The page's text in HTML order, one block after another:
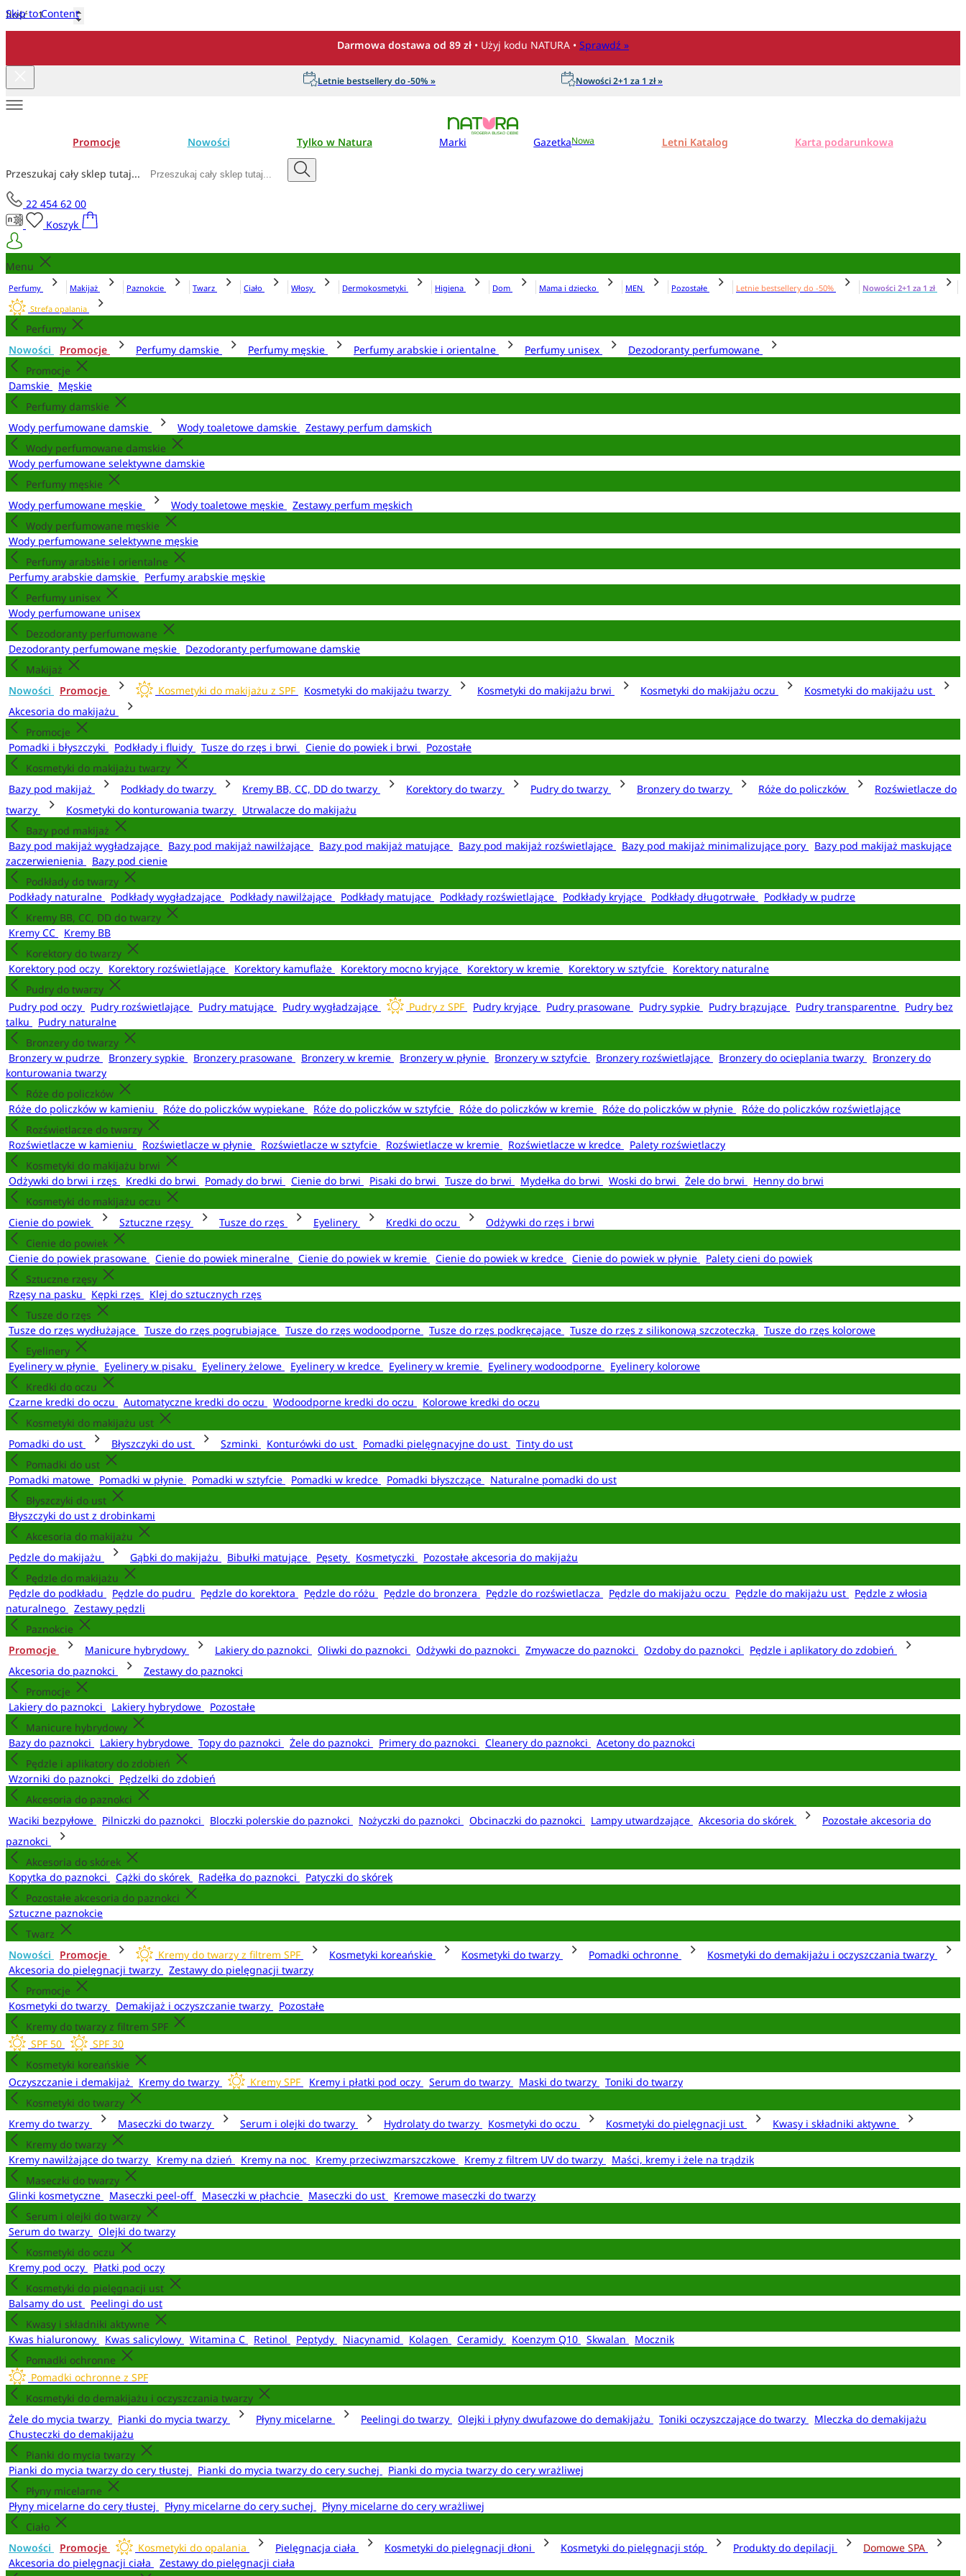
Skip to Content
Darmowa dostawa od 89 zł • Użyj kodu NATURA • Sprawdź »
Letnie bestsellery do -50% » Nowości 2+1 za 1 zł »
Promocje Nowości Tylko w Natura Marki GazetkaNowa Letni Katalog Karta podarunkowa
Przeszukaj cały sklep tutaj...
22 454 62 00
Koszyk
Menu
Perfumy Makijaż Paznokcie Twarz Ciało Włosy Dermokosmetyki Higiena Dom Mama i dziecko MEN Pozostałe Letnie bestsellery do -50%
Nowości 2+1 za 1 zł
Strefa opalania
Perfumy
Nowości
Promocje Perfumy damskie Perfumy męskie Perfumy arabskie i orientalne Perfumy unisex
Dezodoranty perfumowane
Promocje
Damskie
Męskie
Perfumy damskie
Wody perfumowane damskie
Wody toaletowe damskie
Zestawy perfum damskich
Wody perfumowane damskie
Wody perfumowane selektywne damskie
Perfumy męskie
Wody perfumowane męskie
Wody toaletowe męskie
Zestawy perfum męskich
Wody perfumowane męskie
Wody perfumowane selektywne męskie
Perfumy arabskie i orientalne
Perfumy arabskie damskie
Perfumy arabskie męskie
Perfumy unisex
Wody perfumowane unisex
Dezodoranty perfumowane
Dezodoranty perfumowane męskie
Dezodoranty perfumowane damskie
Makijaż
Nowości
Promocje Kosmetyki do makijażu z SPF Kosmetyki do makijażu twarzy Kosmetyki do makijażu brwi Kosmetyki do makijażu oczu
Kosmetyki do makijażu ust
Akcesoria do makijażu
Promocje
Pomadki i błyszczyki
Podkłady i fluidy Tusze do rzęs i brwi Cienie do powiek i brwi
Pozostałe
Kosmetyki do makijażu twarzy
Bazy pod makijaż
Podkłady do twarzy Kremy BB, CC, DD do twarzy Korektory do twarzy Pudry do twarzy Bronzery do twarzy Róże do policzków
Rozświetlacze do
twarzy
Kosmetyki do konturowania twarzy
Utrwalacze do makijażu
Bazy pod makijaż
Bazy pod makijaż wygładzające
Bazy pod makijaż nawilżające Bazy pod makijaż matujące Bazy pod makijaż rozświetlające Bazy pod makijaż minimalizujące pory
Bazy pod makijaż maskujące
zaczerwienienia
Bazy pod cienie
Podkłady do twarzy
Podkłady naturalne
Podkłady wygładzające Podkłady nawilżające Podkłady matujące Podkłady rozświetlające Podkłady kryjące Podkłady długotrwałe
Podkłady w pudrze
Kremy BB, CC, DD do twarzy
Kremy CC
Kremy BB
Korektory do twarzy
Korektory pod oczy
Korektory rozświetlające Korektory kamuflaże Korektory mocno kryjące Korektory w kremie Korektory w sztyfcie
Korektory naturalne
Pudry do twarzy
Pudry pod oczy
Pudry rozświetlające Pudry matujące Pudry wygładzające Pudry z SPF Pudry kryjące Pudry prasowane Pudry sypkie Pudry brązujące Pudry transparentne
Pudry bez
talku
Pudry naturalne
Bronzery do twarzy
Bronzery w pudrze
Bronzery sypkie Bronzery prasowane Bronzery w kremie Bronzery w płynie Bronzery w sztyfcie Bronzery rozświetlające Bronzery do ocieplania twarzy
Bronzery do
konturowania twarzy
Róże do policzków
Róże do policzków w kamieniu
Róże do policzków wypiekane Róże do policzków w sztyfcie Róże do policzków w kremie Róże do policzków w płynie
Róże do policzków rozświetlające
Rozświetlacze do twarzy
Rozświetlacze w kamieniu
Rozświetlacze w płynie Rozświetlacze w sztyfcie Rozświetlacze w kremie Rozświetlacze w kredce
Palety rozświetlaczy
Kosmetyki do makijażu brwi
Odżywki do brwi i rzęs
Kredki do brwi Pomady do brwi Cienie do brwi Pisaki do brwi Tusze do brwi Mydełka do brwi Woski do brwi Żele do brwi
Henny do brwi
Kosmetyki do makijażu oczu
Cienie do powiek
Sztuczne rzęsy Tusze do rzęs Eyelinery Kredki do oczu
Odżywki do rzęs i brwi
Cienie do powiek
Cienie do powiek prasowane
Cienie do powiek mineralne Cienie do powiek w kremie Cienie do powiek w kredce Cienie do powiek w płynie
Palety cieni do powiek
Sztuczne rzęsy
Rzęsy na pasku
Kępki rzęs
Klej do sztucznych rzęs
Tusze do rzęs
Tusze do rzęs wydłużające
Tusze do rzęs pogrubiające Tusze do rzęs wodoodporne Tusze do rzęs podkręcające Tusze do rzęs z silikonową szczoteczką
Tusze do rzęs kolorowe
Eyelinery
Eyelinery w płynie
Eyelinery w pisaku Eyelinery żelowe Eyelinery w kredce Eyelinery w kremie Eyelinery wodoodporne
Eyelinery kolorowe
Kredki do oczu
Czarne kredki do oczu
Automatyczne kredki do oczu Wodoodporne kredki do oczu
Kolorowe kredki do oczu
Kosmetyki do makijażu ust
Pomadki do ust
Błyszczyki do ust Szminki Konturówki do ust Pomadki pielęgnacyjne do ust
Tinty do ust
Pomadki do ust
Pomadki matowe
Pomadki w płynie Pomadki w sztyfcie Pomadki w kredce Pomadki błyszczące
Naturalne pomadki do ust
Błyszczyki do ust
Błyszczyki do ust z drobinkami
Akcesoria do makijażu
Pędzle do makijażu
Gąbki do makijażu Bibułki matujące Pęsety Kosmetyczki
Pozostałe akcesoria do makijażu
Pędzle do makijażu
Pędzle do podkładu
Pędzle do pudru Pędzle do korektora Pędzle do różu Pędzle do bronzera Pędzle do rozświetlacza Pędzle do makijażu oczu Pędzle do makijażu ust
Pędzle z włosia
naturalnego
Zestawy pędzli
Paznokcie
Promocje
Manicure hybrydowy Lakiery do paznokci Oliwki do paznokci Odżywki do paznokci Zmywacze do paznokci Ozdoby do paznokci
Pędzle i aplikatory do zdobień
Akcesoria do paznokci
Zestawy do paznokci
Promocje
Lakiery do paznokci
Lakiery hybrydowe
Pozostałe
Manicure hybrydowy
Bazy do paznokci
Lakiery hybrydowe Topy do paznokci Żele do paznokci Primery do paznokci Cleanery do paznokci
Acetony do paznokci
Pędzle i aplikatory do zdobień
Wzorniki do paznokci
Pędzelki do zdobień
Akcesoria do paznokci
Waciki bezpyłowe
Pilniczki do paznokci Bloczki polerskie do paznokci Nożyczki do paznokci Obcinaczki do paznokci Lampy utwardzające Akcesoria do skórek
Pozostałe akcesoria do
paznokci
Akcesoria do skórek
Kopytka do paznokci
Cążki do skórek Radełka do paznokci
Patyczki do skórek
Pozostałe akcesoria do paznokci
Sztuczne paznokcie
Twarz
Nowości
Promocje Kremy do twarzy z filtrem SPF Kosmetyki koreańskie Kosmetyki do twarzy Pomadki ochronne
Kosmetyki do demakijażu i oczyszczania twarzy
Akcesoria do pielęgnacji twarzy
Zestawy do pielęgnacji twarzy
Promocje
Kosmetyki do twarzy
Demakijaż i oczyszczanie twarzy
Pozostałe
Kremy do twarzy z filtrem SPF
SPF 50
SPF 30
Kosmetyki koreańskie
Oczyszczanie i demakijaż
Kremy do twarzy Kremy SPF Kremy i płatki pod oczy Serum do twarzy Maski do twarzy
Toniki do twarzy
Kosmetyki do twarzy
Kremy do twarzy
Maseczki do twarzy Serum i olejki do twarzy Hydrolaty do twarzy Kosmetyki do oczu Kosmetyki do pielęgnacji ust
Kwasy i składniki aktywne
Kremy do twarzy
Kremy nawilżające do twarzy
Kremy na dzień Kremy na noc Kremy przeciwzmarszczkowe Kremy z filtrem UV do twarzy
Maści, kremy i żele na trądzik
Maseczki do twarzy
Glinki kosmetyczne
Maseczki peel-off Maseczki w płachcie Maseczki do ust
Kremowe maseczki do twarzy
Serum i olejki do twarzy
Serum do twarzy
Olejki do twarzy
Kosmetyki do oczu
Kremy pod oczy
Płatki pod oczy
Kosmetyki do pielęgnacji ust
Balsamy do ust
Peelingi do ust
Kwasy i składniki aktywne
Kwas hialuronowy
Kwas salicylowy Witamina C Retinol Peptydy Niacynamid Kolagen Ceramidy Koenzym Q10 Skwalan
Mocznik
Pomadki ochronne
Pomadki ochronne z SPF
Kosmetyki do demakijażu i oczyszczania twarzy
Żele do mycia twarzy
Pianki do mycia twarzy Płyny micelarne Peelingi do twarzy Olejki i płyny dwufazowe do demakijażu Toniki oczyszczające do twarzy
Mleczka do demakijażu
Chusteczki do demakijażu
Pianki do mycia twarzy
Pianki do mycia twarzy do cery tłustej
Pianki do mycia twarzy do cery suchej
Pianki do mycia twarzy do cery wrażliwej
Płyny micelarne
Płyny micelarne do cery tłustej
Płyny micelarne do cery suchej
Płyny micelarne do cery wrażliwej
Ciało
Nowości
Promocje Kosmetyki do opalania Pielęgnacja ciała Kosmetyki do pielęgnacji dłoni Kosmetyki do pielęgnacji stóp Produkty do depilacji
Domowe SPA
Akcesoria do pielęgnacji ciała
Zestawy do pielęgnacji ciała
Ilość